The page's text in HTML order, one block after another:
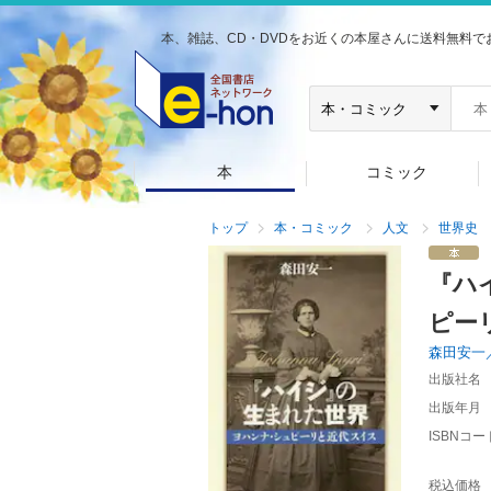
本、雑誌、CD・DVDをお近くの本屋さんに送料無料で
本 コミック
トップ 本・コミック 人文 世界史
『
ピー
森田安一
出版社名
出版年月
ISBNコー
税込価格